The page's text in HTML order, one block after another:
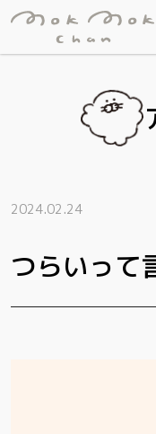
2024.02.24
つらいって